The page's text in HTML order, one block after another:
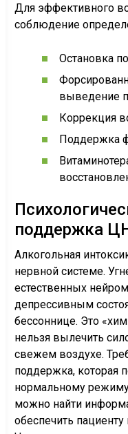
Для эффективного
соблюдение
Остановка
выведение
Коррекция
Поддержка
поддержка
Алкогольная
нервной системе.
естественных
депрессивным
бессоннице. Это
нельзя вылечить
свежем воздухе.
поддержка, которая
нормальному режиму
можно найти
обеспечить